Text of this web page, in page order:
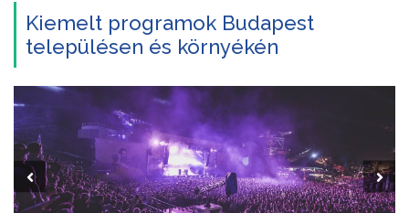
Kiemelt programok Budapest
településen és környékén